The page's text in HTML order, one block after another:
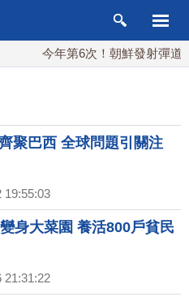
今年第6次！朝鮮發射彈道導
聚巴西 全球問題引關注
19:55:03
身大菜園 養活800戶貧民
21:31:22